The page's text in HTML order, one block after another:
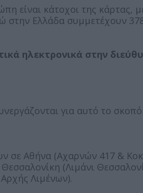
είναι κάτοχοι της κάρτας,
στην Ελλάδα συμμετέχουν
ηλεκτρονικά στην
για αυτό το
σε Αθήνα (Αχαρνών 417 &
(Λιμάνι
Λιμένων​).